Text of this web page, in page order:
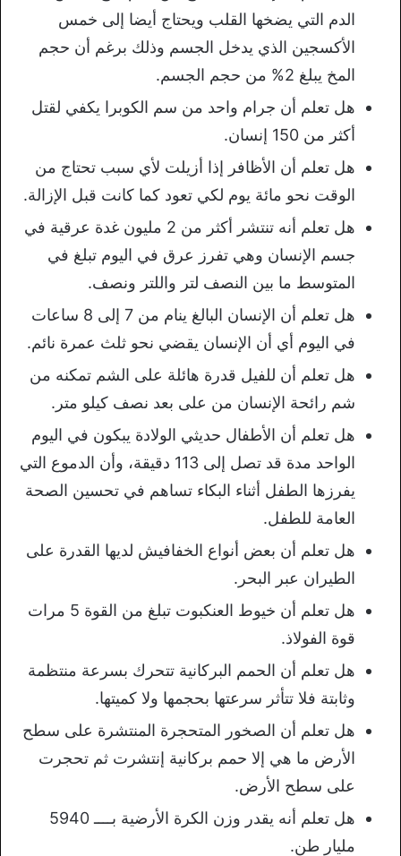
الدم التي يضخها القلب ويحتاج أيضا إلى خمس
الأكسجين الذي يدخل الجسم وذلك برغم أن حجم
المخ يبلغ 2% من حجم الجسم.
هل تعلم أن جرام واحد من سم الكوبرا يكفي لقتل
أكثر من 150 إنسان.
هل تعلم أن الأظافر إذا أزيلت لأي سبب تحتاج من
الوقت نحو مائة يوم لكي تعود كما كانت قبل الإزالة.
هل تعلم أنه تنتشر أكثر من 2 مليون غدة عرقية في
جسم الإنسان وهي تفرز عرق في اليوم تبلغ في
المتوسط ما بين النصف لتر واللتر ونصف.
هل تعلم أن الإنسان البالغ ينام من 7 إلى 8 ساعات
في اليوم أي أن الإنسان يقضي نحو ثلث عمرة نائم.
هل تعلم أن للفيل قدرة هائلة على الشم تمكنه من
شم رائحة الإنسان من على بعد نصف كيلو متر.
هل تعلم أن الأطفال حديثي الولادة يبكون في اليوم
الواحد مدة قد تصل إلى 113 دقيقة، وأن الدموع التي
يفرزها الطفل أثناء البكاء تساهم في تحسين الصحة
العامة للطفل.
هل تعلم أن بعض أنواع الخفافيش لديها القدرة على
الطيران عبر البحر.
هل تعلم أن خيوط العنكبوت تبلغ من القوة 5 مرات
قوة الفولاذ.
هل تعلم أن الحمم البركانية تتحرك بسرعة منتظمة
وثابتة فلا تتأثر سرعتها بحجمها ولا كميتها.
هل تعلم أن الصخور المتحجرة المنتشرة على سطح
الأرض ما هي إلا حمم بركانية إنتشرت ثم تحجرت
على سطح الأرض.
هل تعلم أنه يقدر وزن الكرة الأرضية بــــ 5940
مليار طن.